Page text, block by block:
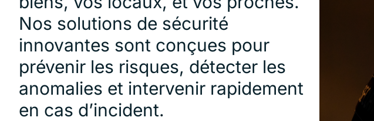
Nos solutions de sécurité
innovantes sont conçues pour
prévenir les risques, détecter les
anomalies et intervenir rapidement
en cas d’incident.